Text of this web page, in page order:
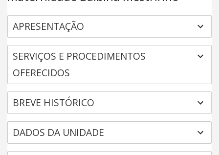
APRESENTAÇÃO
SERVIÇOS E PROCEDIMENTOS
OFERECIDOS
BREVE HISTÓRICO
DADOS DA UNIDADE